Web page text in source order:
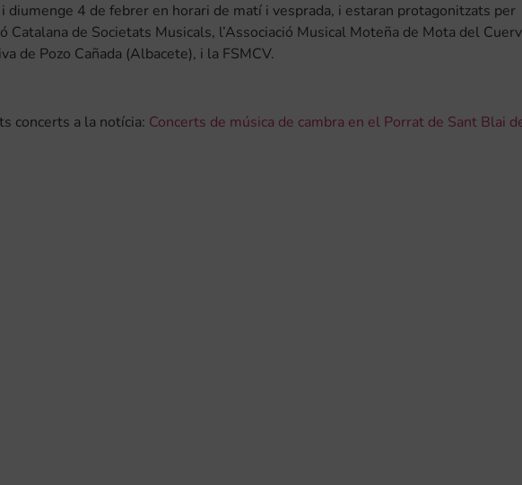
4 de febrer en horari de matí i vesprada, i estaran protagonitzats per
Catalana de Societats Musicals, l’Associació Musical Moteña de Mota del
de Pozo Cañada (Albacete), i la FSMCV.
concerts a la notícia: Concerts de música de cambra en el Porrat de Sant Blai